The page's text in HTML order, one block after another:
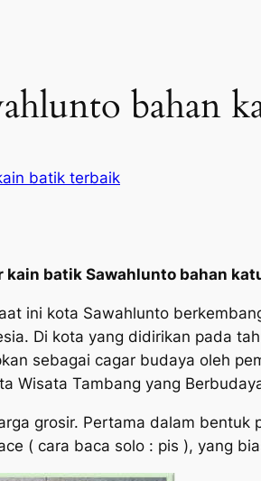
bahan
batik terbaik
kain batik Sawahlunto bahan
ini kota Sawahlunto
Di kota yang didirikan pada
sebagai cagar budaya oleh
Wisata Tambang yang
grosir. Pertama dalam bentuk
( cara baca solo : pis ), yang